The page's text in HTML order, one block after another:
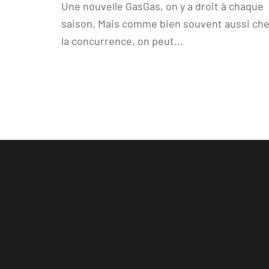
Une nouvelle GasGas, on y a droit à chaque
saison. Mais comme bien souvent aussi
la concurrence, on peut...